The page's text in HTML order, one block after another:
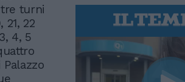
turni
22
4, 5